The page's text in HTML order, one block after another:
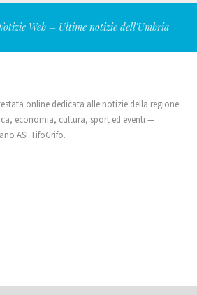
Web – Ultime notizie dell'Umbria
online dedicata alle notizie della regione
economia, cultura, sport ed eventi —
ASI TifoGrifo.